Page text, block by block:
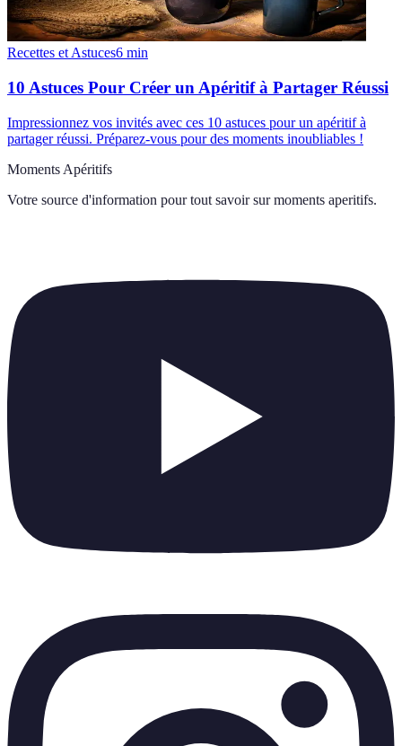
Recettes et Astuces6 min
10 Astuces Pour Créer un Apéritif à Partager Réussi
Impressionnez vos invités avec ces 10 astuces pour un apéritif à
partager réussi. Préparez-vous pour des moments inoubliables !
Moments Apéritifs
Votre source d'information pour tout savoir sur moments aperitifs.